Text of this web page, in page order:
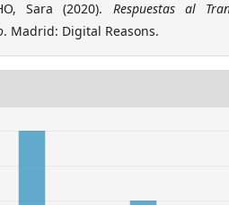
Sara (2020). Respuestas al
. Madrid: Digital Reasons.